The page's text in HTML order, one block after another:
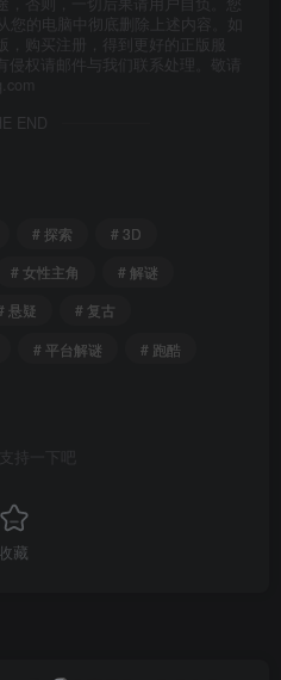
您的电脑中彻底删除上述内容。如
，购买注册，得到更好的正版服
侵权请邮件与我们联系处理。敬请
END
# 探索
# 3D
# 女性主角
# 解谜
悬疑
# 复古
# 平台解谜
# 跑酷
持一下吧
收藏